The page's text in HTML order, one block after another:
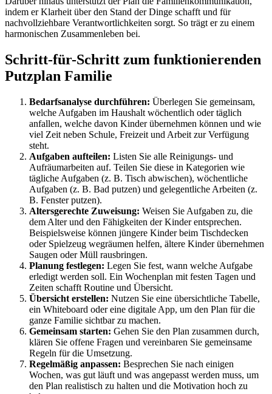
indem er Klarheit über den Stand der Dinge schafft und für
nachvollziehbare Verantwortlichkeiten sorgt. So trägt er zu einem
harmonischen Zusammenleben bei.
Schritt-für-Schritt zum funktionierenden
Putzplan Familie
Bedarfsanalyse durchführen: Überlegen Sie gemeinsam,
welche Aufgaben im Haushalt wöchentlich oder täglich
anfallen, welche davon Kinder übernehmen können und wie
viel Zeit neben Schule, Freizeit und Arbeit zur Verfügung
steht.
Aufgaben aufteilen: Listen Sie alle Reinigungs- und
Aufräumarbeiten auf. Teilen Sie diese in Kategorien wie
tägliche Aufgaben (z. B. Tisch abwischen), wöchentliche
Aufgaben (z. B. Bad putzen) und gelegentliche Arbeiten (z.
B. Fenster putzen).
Altersgerechte Zuweisung: Weisen Sie Aufgaben zu, die
dem Alter und den Fähigkeiten der Kinder entsprechen.
Beispielsweise können jüngere Kinder beim Tischdecken
oder Spielzeug wegräumen helfen, ältere Kinder übernehmen
Saugen oder Müll rausbringen.
Planung festlegen: Legen Sie fest, wann welche Aufgabe
erledigt werden soll. Ein Wochenplan mit festen Tagen und
Zeiten schafft Routine und Übersicht.
Übersicht erstellen: Nutzen Sie eine übersichtliche Tabelle,
ein Whiteboard oder eine digitale App, um den Plan für die
ganze Familie sichtbar zu machen.
Gemeinsam starten: Gehen Sie den Plan zusammen durch,
klären Sie offene Fragen und vereinbaren Sie gemeinsame
Regeln für die Umsetzung.
Regelmäßig anpassen: Besprechen Sie nach einigen
Wochen, was gut läuft und was angepasst werden muss, um
den Plan realistisch zu halten und die Motivation hoch zu